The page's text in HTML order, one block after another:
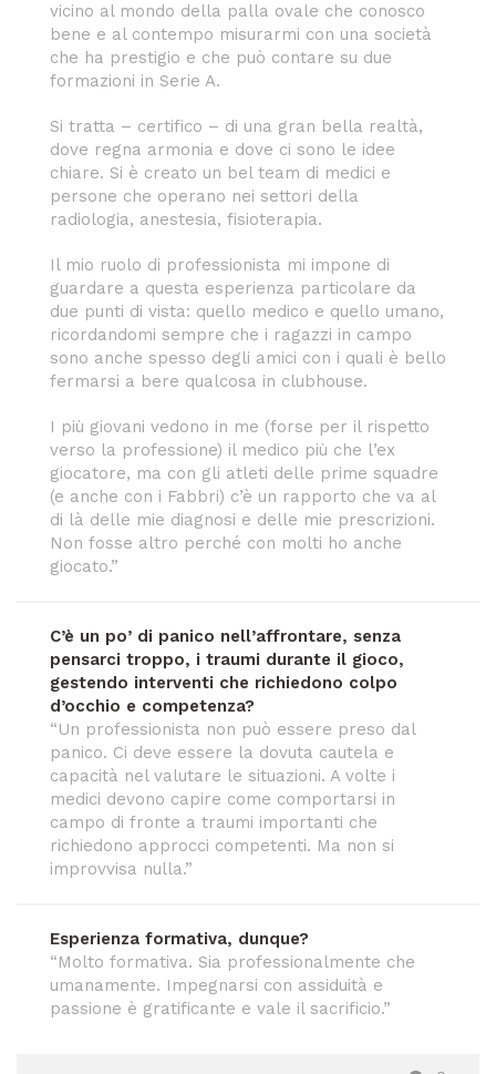
vicino al mondo della palla ovale che conosco
bene e al contempo misurarmi con una società
che ha prestigio e che può contare su due
formazioni in Serie A.
Si tratta – certifico – di una gran bella realtà,
dove regna armonia e dove ci sono le idee
chiare. Si è creato un bel team di medici e
persone che operano nei settori della
radiologia, anestesia, fisioterapia.
Il mio ruolo di professionista mi impone di
guardare a questa esperienza particolare da
due punti di vista: quello medico e quello umano,
ricordandomi sempre che i ragazzi in campo
sono anche spesso degli amici con i quali è bello
fermarsi a bere qualcosa in clubhouse.
I più giovani vedono in me (forse per il rispetto
verso la professione) il medico più che l’ex
giocatore, ma con gli atleti delle prime squadre
(e anche con i Fabbri) c’è un rapporto che va al
di là delle mie diagnosi e delle mie prescrizioni.
Non fosse altro perché con molti ho anche
giocato.”
C’è un po’ di panico nell’affrontare, senza
pensarci troppo, i traumi durante il gioco,
gestendo interventi che richiedono colpo
d’occhio e competenza?
“Un professionista non può essere preso dal
panico. Ci deve essere la dovuta cautela e
capacità nel valutare le situazioni. A volte i
medici devono capire come comportarsi in
campo di fronte a traumi importanti che
richiedono approcci competenti. Ma non si
improvvisa nulla.”
Esperienza formativa, dunque?
“Molto formativa. Sia professionalmente che
umanamente. Impegnarsi con assiduità e
passione è gratificante e vale il sacrificio.”